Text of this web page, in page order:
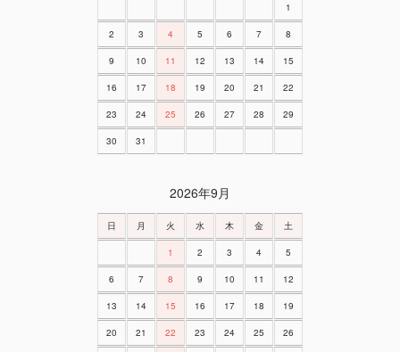
1
2 3 4 5 6 7 8
9 10 11 12 13 14 15
16 17 18 19 20 21 22
23 24 25 26 27 28 29
30 31
2026年9月
日 月 火 水 木 金 土
1 2 3 4 5
6 7 8 9 10 11 12
13 14 15 16 17 18 19
20 21 22 23 24 25 26